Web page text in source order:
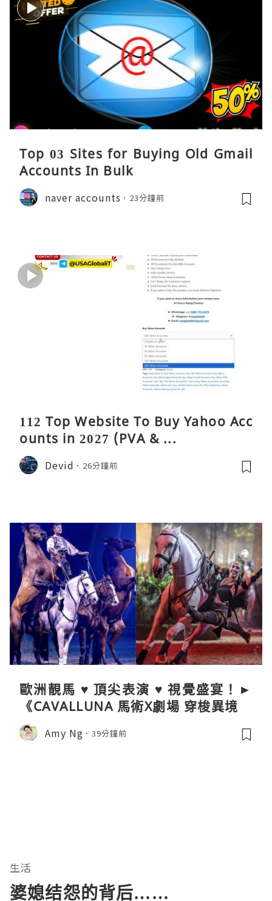
Top 03 Sites for Buying Old Gmail
Accounts In Bulk
naver accounts 23分鐘前
112 Top Website To Buy Yahoo Acc
ounts in 2027 (PVA & ...
Devid 26分鐘前
歐洲靚馬 ♥ 頂尖表演 ♥ 視覺盛宴！►
《CAVALLUNA 馬術X劇場 穿梭異境》
Amy Ng 39分鐘前
生活
婆媳结怨的背后……